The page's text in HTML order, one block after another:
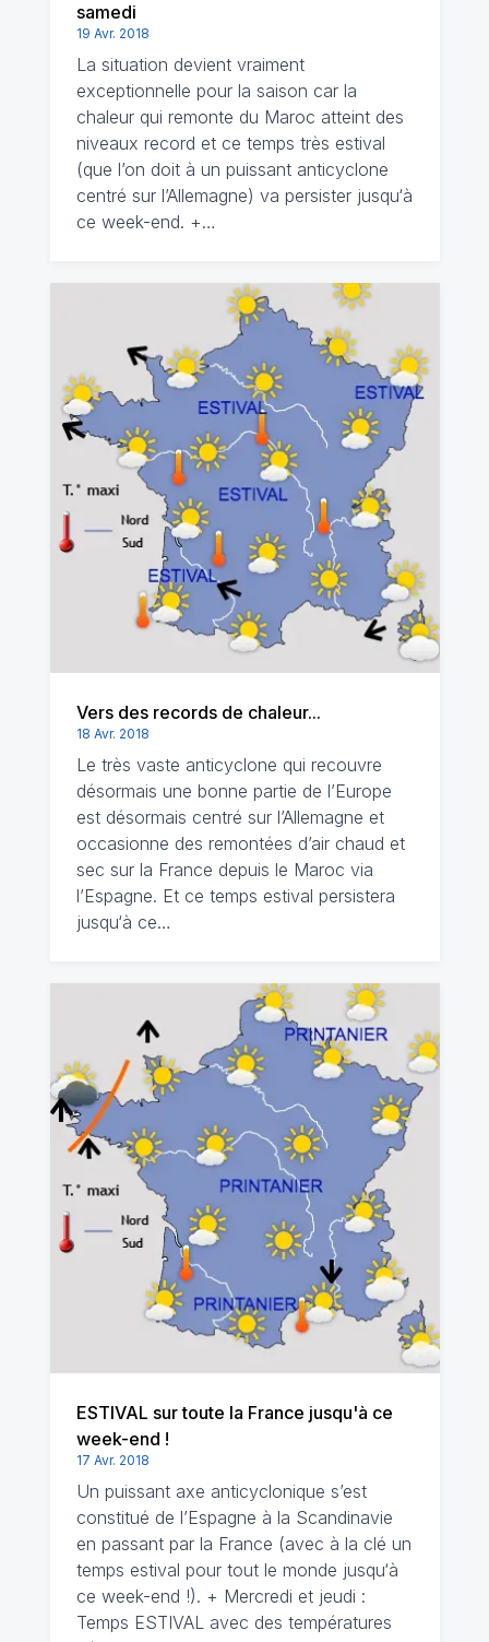
samedi
19 Avr. 2018
La situation devient vraiment
exceptionnelle pour la saison car la
chaleur qui remonte du Maroc atteint des
niveaux record et ce temps très estival
(que l’on doit à un puissant anticyclone
centré sur l’Allemagne) va persister jusqu‘à
ce week-end. +…
Vers des records de chaleur...
18 Avr. 2018
Le très vaste anticyclone qui recouvre
désormais une bonne partie de l’Europe
est désormais centré sur l’Allemagne et
occasionne des remontées d’air chaud et
sec sur la France depuis le Maroc via
l’Espagne. Et ce temps estival persistera
jusqu‘à ce…
ESTIVAL sur toute la France jusqu'à ce
week-end !
17 Avr. 2018
Un puissant axe anticyclonique s’est
constitué de l’Espagne à la Scandinavie
en passant par la France (avec à la clé un
temps estival pour tout le monde jusqu‘à
ce week-end !). + Mercredi et jeudi :
Temps ESTIVAL avec des températures